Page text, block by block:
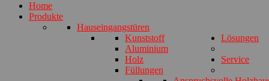
Home
Produkte
Hauseingangstüren
Kunststoff
Aluminium
Holz
Füllungen
Lösungen
Service